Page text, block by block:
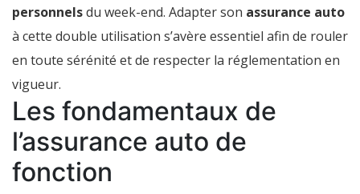
une
utilisation
professionnelle
et
personnelle
personnelsdu week-end. Adapter son assurance auto
à cette double utilisation s’avère essentiel afin de rouler
en toute sérénité et de respecter la réglementation en
vigueur.
Les fondamentaux de
l’assurance auto de
fonction